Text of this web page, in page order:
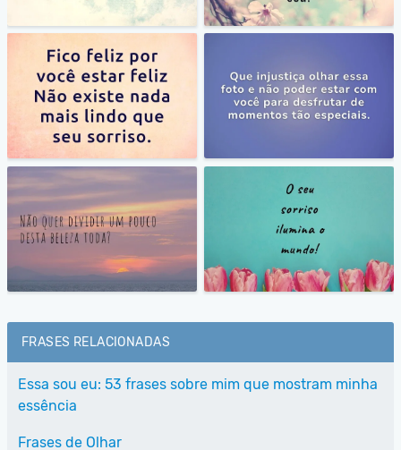
FRASES RELACIONADAS
Essa sou eu: 53 frases sobre mim que mostram minha
essência
Frases de Olhar